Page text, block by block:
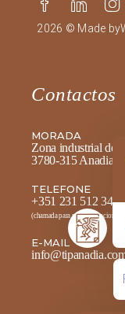
2026 © Made by
Contactos
MORADA
Zona industrial de
3780-315 Anadia
TELEFONE
+351 231 512 340
(chamada para rede fixa nacional)
E-MAIL